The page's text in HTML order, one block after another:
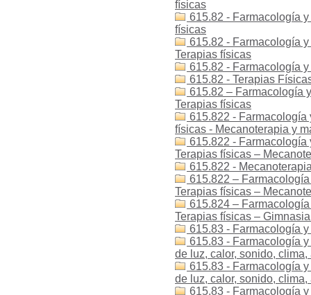
físicas
615.82 - Farmacología
físicas
615.82 - Farmacología
Terapias físicas
615.82 - Farmacología
615.82 - Terapias
615.82 – Farmacología
Terapias físicas
615.822 - Farmacología
físicas - Mecanoterapia y
615.822 - Farmacología
Terapias físicas –
615.822 -
615.822 –
Terapias físicas –
615.824 –
Terapias físicas –
615.83 - Farmacología
615.83 - Farmacología
de luz, calor, sonido,
615.83 - Farmacología
de luz, calor, sonido,
615.83 - Farmacología